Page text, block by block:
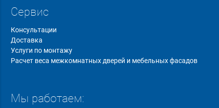
Сервис
Консультации
Доставка
Услуги по монтажу
Расчет веса межкомнатных дверей и мебельных фасадов
Мы работаем: